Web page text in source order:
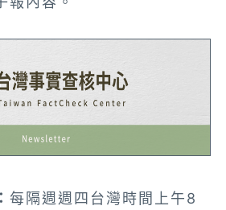
每隔週週四台灣時間上午8